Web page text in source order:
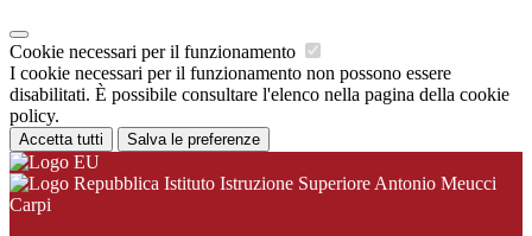
Cookie necessari per il funzionamento
I cookie necessari per il funzionamento non possono essere
disabilitati. È possibile consultare l'elenco nella pagina della cookie
policy.
Accetta tutti Salva le preferenze
Istituto Istruzione Superiore Antonio Meucci
Carpi